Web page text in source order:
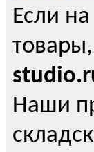
Если
Наши